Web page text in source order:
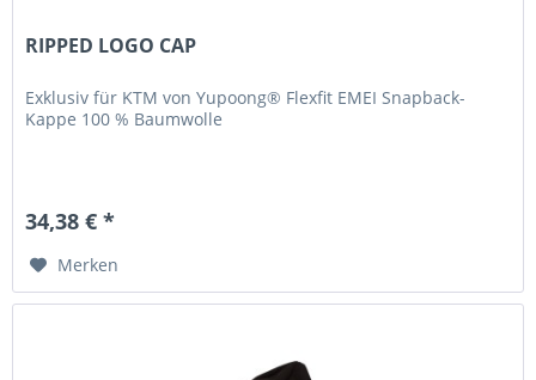
RIPPED LOGO CAP
Exklusiv für KTM von Yupoong® Flexfit EMEI Snapback-
Kappe 100 % Baumwolle
34,38 € *
Merken